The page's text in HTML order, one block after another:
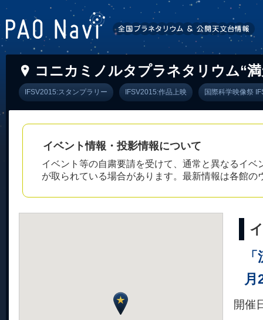
コニカミノルタプラネタリウム“
IFSV2015:スタンプラリー IFSV2015:作品上映 国際科学映像祭
イベント情報・投影情報について
イベント等の自粛要請を受けて、通常と異なるイ
が取られている場合があります。最新情報は各館
月
開催